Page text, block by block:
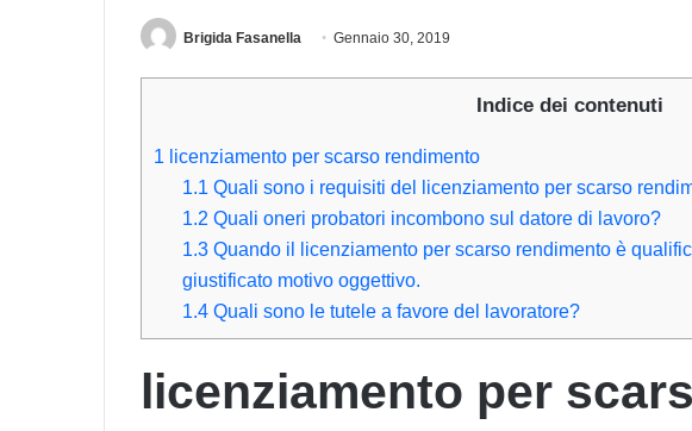
Brigida Fasanella Gennaio 30, 2019
Indice dei contenuti
1 licenziamento per scarso rendimento
1.1 Quali sono i requisiti del licenziamento per scarso
1.2 Quali oneri probatori incombono sul datore di lavoro?
1.3 Quando il licenziamento per scarso rendimento è
giustificato motivo oggettivo.
1.4 Quali sono le tutele a favore del lavoratore?
licenziamento per